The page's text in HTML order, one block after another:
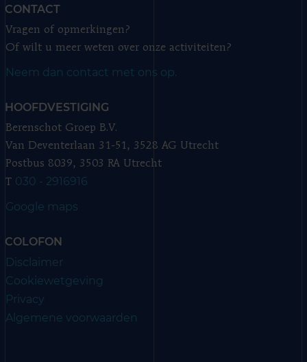
CONTACT
Vragen of opmerkingen?
Of wilt u meer weten over onze activiteiten?
Neem dan contact met ons op.
HOOFDVESTIGING
Berenschot Groep B.V.
Van Deventerlaan 31-51, 3528 AG Utrecht
Postbus 8039, 3503 RA Utrecht
T 030 - 2916916
Google maps
COLOFON
Disclaimer
Cookiewetgeving
Privacy
Algemene voorwaarden